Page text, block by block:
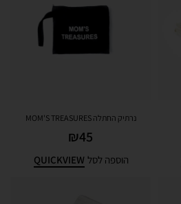
נרתיק החתלה MOM'S TREASURES
₪45
הוספה לסל QUICKVIEW